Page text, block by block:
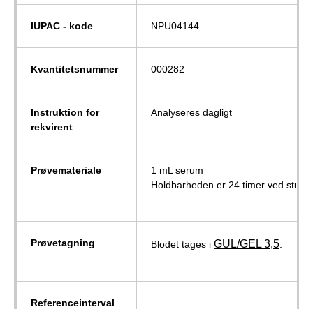
IUPAC - kode NPU04144
Kvantitetsnummer 000282
Instruktion for
rekvirent
Analyseres dagligt
Prøvemateriale
1 mL serum
Holdbarheden er 24 timer ved
Prøvetagning Blodet tages i GUL/GEL 3,5
Referenceinterval